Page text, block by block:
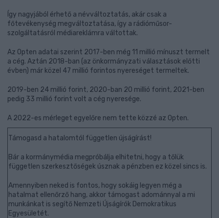
Így nagyjából érhető a névváltoztatás, akár csak a
főtevékenység megváltoztatása, így a rádióműsor-
szolgáltatásról médiareklámra váltottak.
Az Opten adatai szerint 2017-ben még 11 millió mínuszt termelt
a cég. Aztán 2018-ban (az önkormányzati választások előtti
évben) már közel 47 millió forintos nyereséget termeltek.
2019-ben 24 millió forint, 2020-ban 20 millió forint, 2021-ben
pedig 33 millió forint volt a cég nyeresége.
A 2022-es mérleget egyelőre nem tette közzé az Opten.
Támogasd a hatalomtól független újságírást!
Bár a kormánymédia megpróbálja elhitetni, hogy a tőlük
független szerkesztőségek úsznak a pénzben ez közel sincs is.
Amennyiben neked is fontos, hogy sokáig legyen még a
hatalmat ellenőrző hang, akkor támogast adománnyal a mi
munkánkat is segítő Nemzeti Újságírók Demokratikus
Egyesületét.